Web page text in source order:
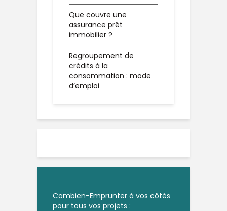
Que couvre une
assurance prêt
immobilier ?
Regroupement de
crédits à la
consommation : mode
d’emploi
Combien-Emprunter à vos côtés
pour tous vos projets :